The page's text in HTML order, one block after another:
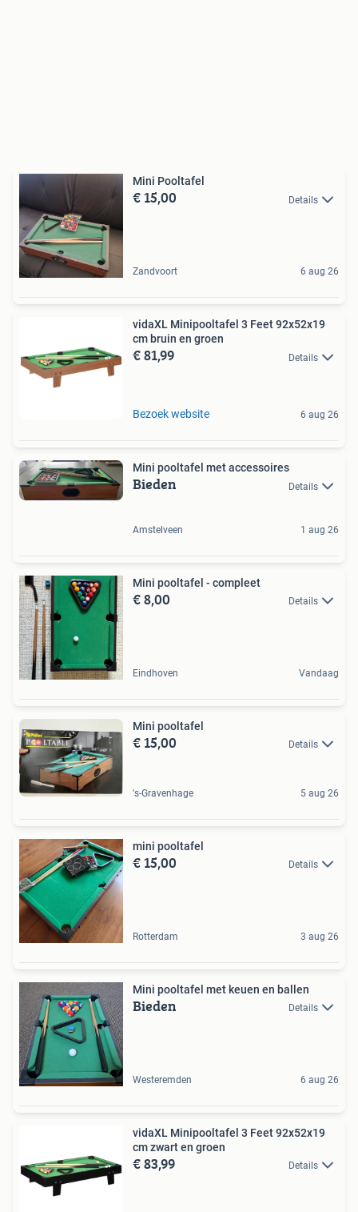
Mini Pooltafel
€ 15,00 Details
Zandvoort 6 aug 26
vidaXL Minipooltafel 3 Feet 92x52x19
cm bruin en groen
€ 81,99 Details
Bezoek website 6 aug 26
Mini pooltafel met accessoires
Bieden Details
Amstelveen 1 aug 26
Mini pooltafel - compleet
€ 8,00 Details
Eindhoven Vandaag
Mini pooltafel
€ 15,00 Details
's-Gravenhage 5 aug 26
mini pooltafel
€ 15,00 Details
Rotterdam 3 aug 26
Mini pooltafel met keuen en ballen
Bieden Details
Westeremden 6 aug 26
vidaXL Minipooltafel 3 Feet 92x52x19
cm zwart en groen
€ 83,99 Details